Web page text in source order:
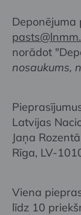
Deponējuma
norādot
nosaukums,
Latvijas
Jaņa
Rīga, LV-
Viena
līdz 10